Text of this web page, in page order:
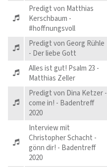
Predigt von Matthias
Kerschbaum -
#hoffnungsvoll
Predigt von Georg Rühle
- Der liebe Gott
Alles ist gut! Psalm 23 -
Matthias Zeller
Predigt von Dina Ketzer -
come in! - Badentreff
2020
Interview mit
Christopher Schacht -
gönn dir! - Badentreff
2020